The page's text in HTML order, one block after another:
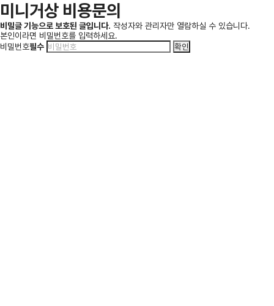
미니거상 비용문의
비밀글 기능으로 보호된 글입니다. 작성자와 관리자만 열람하실 수 있습니다.
본인이라면 비밀번호를 입력하세요.
비밀번호필수